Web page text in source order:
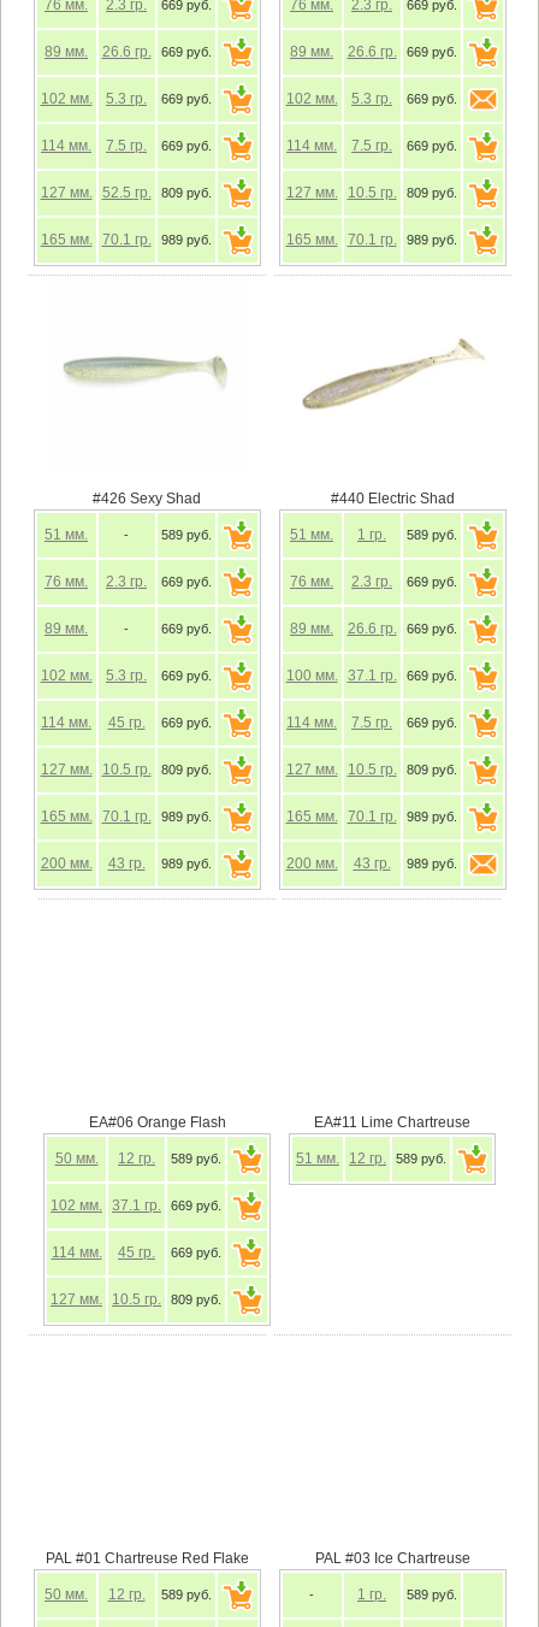
76 мм. 2.3 гр. 669 руб.
89 мм. 26.6 гр. 669 руб.
102 мм. 5.3 гр. 669 руб.
114 мм. 7.5 гр. 669 руб.
127 мм. 52.5 гр. 809 руб.
165 мм. 70.1 гр. 989 руб.
76 мм. 2.3 гр. 669 руб.
89 мм. 26.6 гр. 669 руб.
102 мм. 5.3 гр. 669 руб.
114 мм. 7.5 гр. 669 руб.
127 мм. 10.5 гр. 809 руб.
165 мм. 70.1 гр. 989 руб.
#426 Sexy Shad
51 мм. - 589 руб.
76 мм. 2.3 гр. 669 руб.
89 мм. - 669 руб.
102 мм. 5.3 гр. 669 руб.
114 мм. 45 гр. 669 руб.
127 мм. 10.5 гр. 809 руб.
165 мм. 70.1 гр. 989 руб.
200 мм. 43 гр. 989 руб.
#440 Electric Shad
51 мм. 1 гр. 589 руб.
76 мм. 2.3 гр. 669 руб.
89 мм. 26.6 гр. 669 руб.
100 мм. 37.1 гр. 669 руб.
114 мм. 7.5 гр. 669 руб.
127 мм. 10.5 гр. 809 руб.
165 мм. 70.1 гр. 989 руб.
200 мм. 43 гр. 989 руб.
EA#06 Orange Flash
50 мм. 12 гр. 589 руб.
102 мм. 37.1 гр. 669 руб.
114 мм. 45 гр. 669 руб.
127 мм. 10.5 гр. 809 руб.
EA#11 Lime Chartreuse
51 мм. 12 гр. 589 руб.
PAL #01 Chartreuse Red Flake
50 мм. 12 гр. 589 руб.
PAL #03 Ice Chartreuse
- 1 гр. 589 руб.